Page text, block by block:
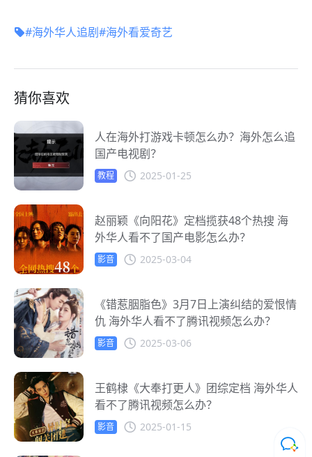
#海外华人追剧#海外看爱奇艺
猜你喜欢
人在海外打游戏卡顿怎么办？海外怎么追
国产电视剧？
教程 2025-01-25
赵丽颖《向阳花》定档揽获48个热搜 海
外华人看不了国产电影怎么办？
影音 2025-03-04
《错惹胭脂色》3月7日上演纠结的爱恨情
仇 海外华人看不了腾讯视频怎么办？
影音 2025-03-06
王鹤棣《大奉打更人》团综定档 海外华人
看不了腾讯视频怎么办？
影音 2025-01-15